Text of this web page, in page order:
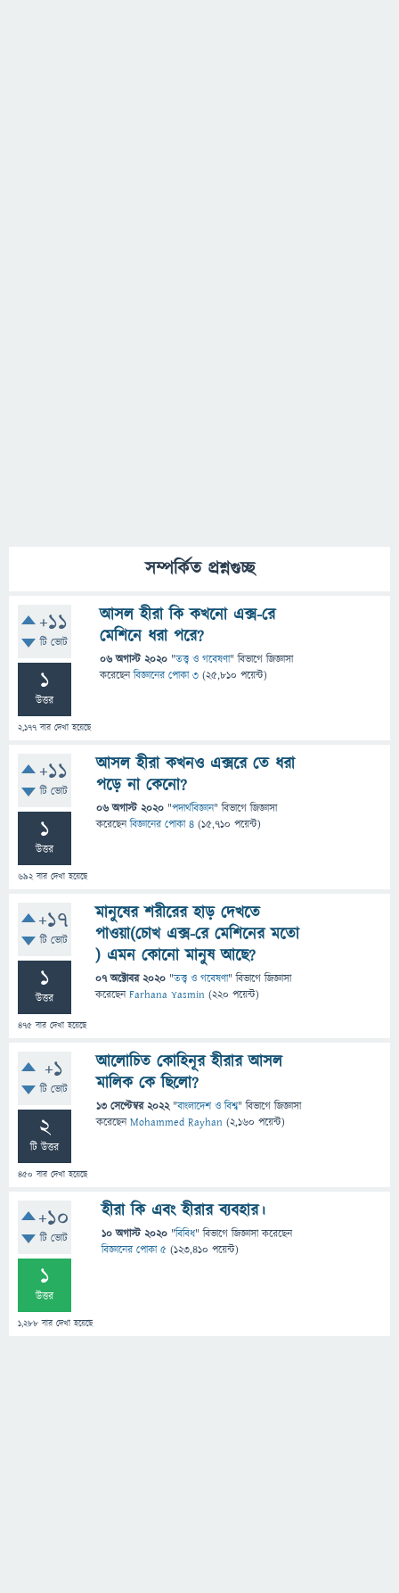
সম্পর্কিত প্রশ্নগুচ্ছ
+11
টি ভোট
1
উত্তর
2,177 বার দেখা হয়েছে
আসল হীরা কি কখনো এক্স-রে
মেশিনে ধরা পরে?
06 অগাস্ট 2020 "তত্ত্ব ও গবেষণা" বিভাগে জিজ্ঞাসা
করেছেনবিজ্ঞানের পোকা ৩ (25,810 পয়েন্ট)
+11
টি ভোট
1
উত্তর
692বার দেখা হয়েছে
আসল হীরা কখনও এক্সরে তে ধরা
পড়ে না কেনো?
06 অগাস্ট 2020 "পদার্থবিজ্ঞান" বিভাগে জিজ্ঞাসা
করেছেনবিজ্ঞানের পোকা ৪ (15,710 পয়েন্ট)
+17
টি ভোট
1
উত্তর
475 বার দেখা হয়েছে
মানুষের শরীরের হাড় দেখতে
পাওয়া(চোখ এক্স-রে মেশিনের মতো
) এমন কোনো মানুষ আছে?
07 অক্টোবর 2020 "তত্ত্ব ও গবেষণা" বিভাগে জিজ্ঞাসা
করেছেনFarhana Yasmin (220 পয়েন্ট)
+1
টি ভোট
2
টি উত্তর
450 বার দেখা হয়েছে
আলোচিত কোহিনূর হীরার আসল
মালিক কে ছিলো?
13 সেপ্টেম্বর 2022 "বাংলাদেশ ও বিশ্ব" বিভাগে জিজ্ঞাসা
করেছেনMohammed Rayhan (2,160 পয়েন্ট)
+10
টি ভোট
1
উত্তর
1,288 বার দেখা হয়েছে
হীরা কি এবং হীরার ব্যবহার।
10 অগাস্ট 2020 "বিবিধ" বিভাগে জিজ্ঞাসাকরেছেন
বিজ্ঞানের পোকা ৫ (123,410 পয়েন্ট)